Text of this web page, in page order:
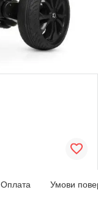
Оплата Умови